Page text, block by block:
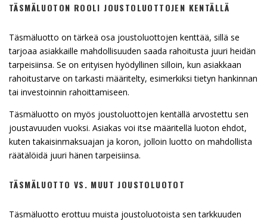
TÄSMÄLUOTON ROOLI JOUSTOLUOTTOJEN KENTÄLLÄ
Täsmäluotto on tärkeä osa joustoluottojen kenttää, sillä se
tarjoaa asiakkaille mahdollisuuden saada rahoitusta juuri heidän
tarpeisiinsa. Se on erityisen hyödyllinen silloin, kun asiakkaan
rahoitustarve on tarkasti määritelty, esimerkiksi tietyn hankinnan
tai investoinnin rahoittamiseen.
Täsmäluotto on myös joustoluottojen kentällä arvostettu sen
joustavuuden vuoksi. Asiakas voi itse määritellä luoton ehdot,
kuten takaisinmaksuajan ja koron, jolloin luotto on mahdollista
räätälöidä juuri hänen tarpeisiinsa.
TÄSMÄLUOTTO VS. MUUT JOUSTOLUOTOT
Täsmäluotto erottuu muista joustoluotoista sen tarkkuuden